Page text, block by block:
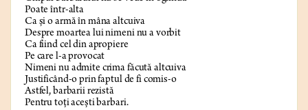
Poate într-alta
Ca și o armă în mâna altcuiva
Despre moartea lui nimeni nu a vorbit
Ca fiind cel din apropiere
Pe care l-a provocat
Nimeni nu admite crima făcută altcuiva
Justificând-o prin faptul de fi comis-o
Astfel, barbarii rezistă
Pentru toți acești barbari.